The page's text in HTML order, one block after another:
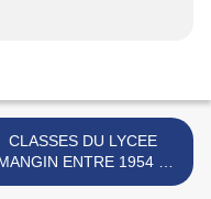
CLASSES DU LYCEE
ENTRE 1954 &
1960 >